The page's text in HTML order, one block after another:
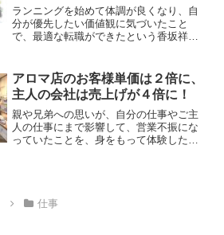
き続けて超健康体に！
ランニングを始めて体調が良くなり、自
分が優先したい価値観に気づいたこと
で、最適な転職ができたという香坂祥一
のＣＤを聴いて変化を感じて――学んだ
きっかけと最初の気づきをお...
アロマ店のお客様単価は２倍に、
主人の会社は売上げが４倍に！
親や兄弟への思いが、自分の仕事やご主
人の仕事にまで影響して、営業不振にな
っていたことを、身をもって体験したと
仕事